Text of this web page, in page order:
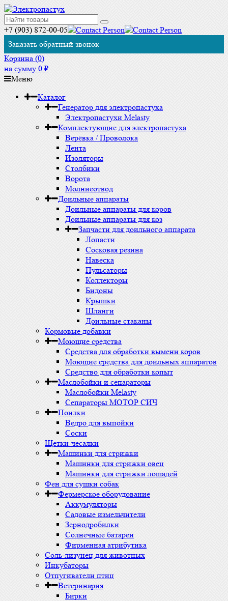
+7 (903) 872-00-05
Заказать обратный звонок
Корзина (0)
на сумму 0 ₽
Меню
Каталог
Генератор для электропастуха
Электропастухи Melasty
Комплектующие для электропастуха
Верёвка / Проволока
Лента
Изоляторы
Столбики
Ворота
Молниеотвод
Доильные аппараты
Доильные аппараты для коров
Доильные аппараты для коз
Запчасти для доильного аппарата
Лопасти
Сосковая резина
Навеска
Пульсаторы
Коллекторы
Бидоны
Крышки
Шланги
Доильные стаканы
Кормовые добавки
Моющие средства
Средства для обработки вымени коров
Моющие средства для доильных аппаратов
Средство для обработки копыт
Маслобойки и сепараторы
Маслобойки Melasty
Сепараторы МОТОР СИЧ
Поилки
Ведро для выпойки
Соски
Щетки-чесалки
Машинки для стрижки
Машинки для стрижки овец
Машинки для стрижки лошадей
Фен для сушки собак
Фермерское оборудование
Аккумуляторы
Садовые измельчители
Зернодробилки
Солнечные батареи
Фирменная атрибутика
Соль-лизунец для животных
Инкубаторы
Отпугиватели птиц
Ветеринария
Бирки